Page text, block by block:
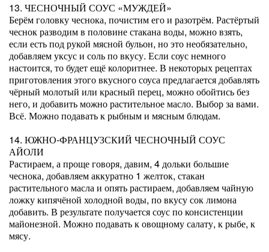
13. ЧЕСНОЧНЫЙ СОУС «МУЖДЕЙ»
Берём головку чеснока, почистим его и разотрём. Растёртый
чеснок разводим в половине стакана воды, можно взять,
если есть под рукой мясной бульон, но это необязательно,
добавляем уксус и соль по вкусу. Если соус немного
настоится, то будет ещё колоритнее. В некоторых рецептах
приготовления этого вкусного соуса предлагается добавлять
чёрный молотый или красный перец, можно обойтись без
него, и добавить можно растительное масло. Выбор за вами.
Всё. Можно подавать к рыбным и мясным блюдам.
14. ЮЖНО-ФРАНЦУЗСКИЙ ЧЕСНОЧНЫЙ СОУС
АЙОЛИ
Растираем, а проще говоря, давим, 4 дольки большие
чеснока, добавляем аккуратно 1 желток, стакан
растительного масла и опять растираем, добавляем чайную
ложку кипячёной холодной воды, по вкусу сок лимона
добавить. В результате получается соус по консистенции
майонезной. Можно подавать к овощному салату, к рыбе, к
мясу.